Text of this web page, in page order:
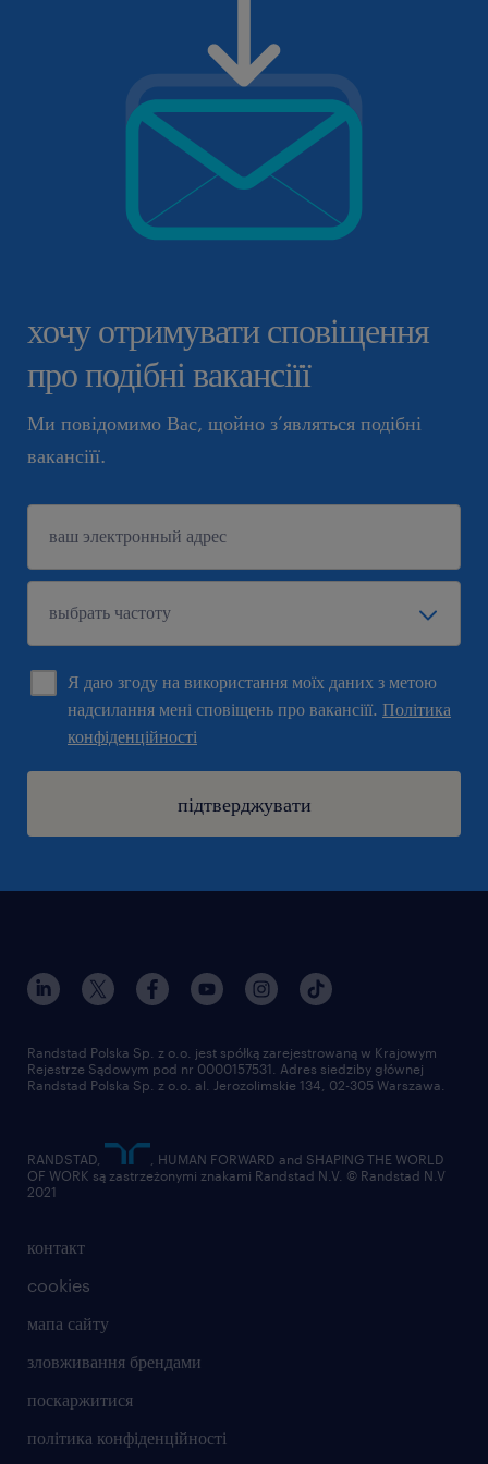
хочу отримувати сповіщення
про подібні вакансіїї
Ми повідомимо Вас, щойно з’являться подібні
вакансіїї.
Я даю згоду на використання моїх даних з метою
надсилання мені сповіщень про вакансіїї. Політика
конфіденційності
підтверджувати
контакт
cookies
мапа сайту
зловживання брендами
поскаржитися
політика конфіденційності
Randstad Polska Sp. z o.o. jest spółką zarejestrowaną w Krajowym
Rejestrze Sądowym pod nr 0000157531. Adres siedziby głównej
Randstad Polska Sp. z o.o. al. Jerozolimskie 134, 02-305 Warszawa.
RANDSTAD,
, HUMAN FORWARD and SHAPING THE WORLD
OF WORK są zastrzeżonymi znakami Randstad N.V. © Randstad N.V
2021